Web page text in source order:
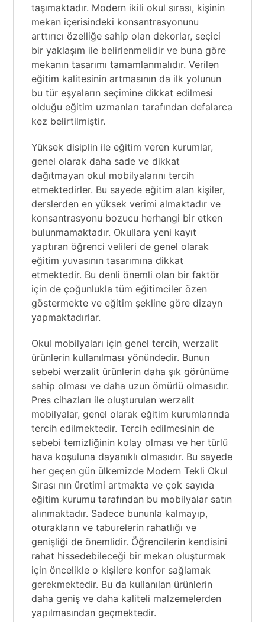
taşımaktadır. Modern ikili okul sırası, kişinin
mekan içerisindeki konsantrasyonunu
arttırıcı özelliğe sahip olan dekorlar, seçici
bir yaklaşım ile belirlenmelidir ve buna göre
mekanın tasarımı tamamlanmalıdır. Verilen
eğitim kalitesinin artmasının da ilk yolunun
bu tür eşyaların seçimine dikkat edilmesi
olduğu eğitim uzmanları tarafından defalarca
kez belirtilmiştir.
Yüksek disiplin ile eğitim veren kurumlar,
genel olarak daha sade ve dikkat
dağıtmayan okul mobilyalarını tercih
etmektedirler. Bu sayede eğitim alan kişiler,
derslerden en yüksek verimi almaktadır ve
konsantrasyonu bozucu herhangi bir etken
bulunmamaktadır. Okullara yeni kayıt
yaptıran öğrenci velileri de genel olarak
eğitim yuvasının tasarımına dikkat
etmektedir. Bu denli önemli olan bir faktör
için de çoğunlukla tüm eğitimciler özen
göstermekte ve eğitim şekline göre dizayn
yapmaktadırlar.
Okul mobilyaları için genel tercih, werzalit
ürünlerin kullanılması yönündedir. Bunun
sebebi werzalit ürünlerin daha şık görünüme
sahip olması ve daha uzun ömürlü olmasıdır.
Pres cihazları ile oluşturulan werzalit
mobilyalar, genel olarak eğitim kurumlarında
tercih edilmektedir. Tercih edilmesinin de
sebebi temizliğinin kolay olması ve her türlü
hava koşuluna dayanıklı olmasıdır. Bu sayede
her geçen gün ülkemizde Modern Tekli Okul
Sırası nın üretimi artmakta ve çok sayıda
eğitim kurumu tarafından bu mobilyalar satın
alınmaktadır. Sadece bununla kalmayıp,
oturakların ve taburelerin rahatlığı ve
genişliği de önemlidir. Öğrencilerin kendisini
rahat hissedebileceği bir mekan oluşturmak
için öncelikle o kişilere konfor sağlamak
gerekmektedir. Bu da kullanılan ürünlerin
daha geniş ve daha kaliteli malzemelerden
yapılmasından geçmektedir.